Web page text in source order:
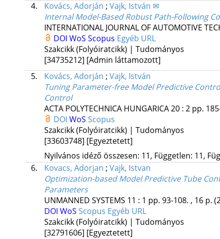
4.
Kovács, Adorján ; Vajk, István ✉
Internal Model-Based Robust Path-Following
INTERNATIONAL JOURNAL OF AUTOMOTIVE
DOI WoS Scopus Egyéb URL
Szakcikk (Folyóiratcikk) | Tudományos
[34735212] [Admin láttamozott]
5.
Kovács, Adorján ; Vajk, István
Tuning Parameter-free Model Predictive
Control
ACTA POLYTECHNICA HUNGARICA20: 2 pp.
DOI WoS Scopus
Szakcikk (Folyóiratcikk) | Tudományos
[33603748] [Egyeztetett]
Nyilvános idéző összesen: 11, Független: 11,
6.
Kovacs, Adorjan ; Vajk, Istvan
Optimization-based Model Predictive Tube
Parameters
UNMANNED SYSTEMS 11 : 1 pp. 93-108. , 16 p.
DOI WoS Scopus Egyéb URL
Szakcikk (Folyóiratcikk) | Tudományos
[32791606] [Egyeztetett]